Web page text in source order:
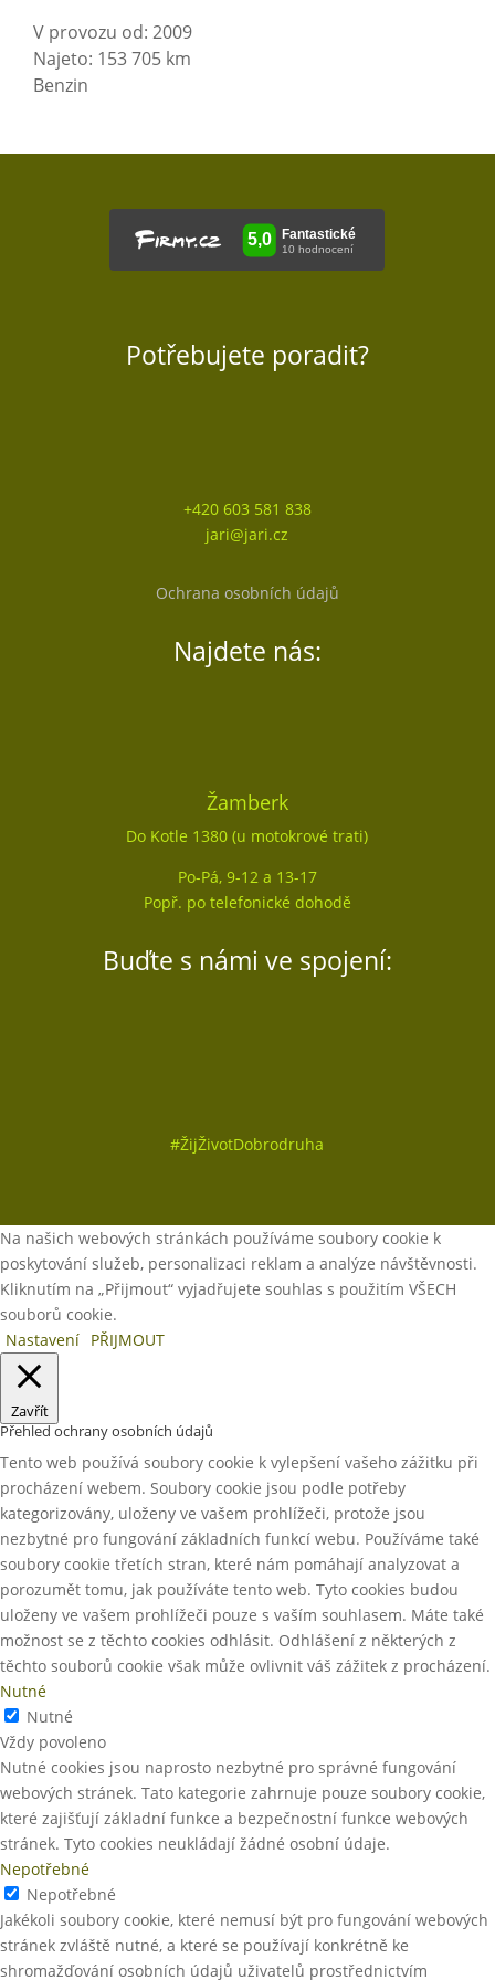
V provozu od: 2009
Najeto: 153 705 km
Benzin
Potřebujete poradit?
+420 603 581 838
jari@jari.cz
Ochrana osobních údajů
Najdete nás:
Žamberk
Do Kotle 1380 (u motokrové trati)
Po-Pá, 9-12 a 13-17
Popř. po telefonické dohodě
Buďte s námi ve spojení:
#ŽijŽivotDobrodruha
Na našich webových stránkách používáme soubory cookie k
poskytování služeb, personalizaci reklam a analýze návštěvnosti.
Kliknutím na „Přijmout“ vyjadřujete souhlas s použitím VŠECH
souborů cookie.
Nastavení PŘIJMOUT
Zavřít
Přehled ochrany osobních údajů
Tento web používá soubory cookie k vylepšení vašeho zážitku při
procházení webem. Soubory cookie jsou podle potřeby
kategorizovány, uloženy ve vašem prohlížeči, protože jsou
nezbytné pro fungování základních funkcí webu. Používáme také
soubory cookie třetích stran, které nám pomáhají analyzovat a
porozumět tomu, jak používáte tento web. Tyto cookies budou
uloženy ve vašem prohlížeči pouze s vaším souhlasem. Máte také
možnost se z těchto cookies odhlásit. Odhlášení z některých z
těchto souborů cookie však může ovlivnit váš zážitek z procházení.
Nutné
Nutné
Vždy povoleno
Nutné cookies jsou naprosto nezbytné pro správné fungování
webových stránek. Tato kategorie zahrnuje pouze soubory cookie,
které zajišťují základní funkce a bezpečnostní funkce webových
stránek. Tyto cookies neukládají žádné osobní údaje.
Nepotřebné
Nepotřebné
Jakékoli soubory cookie, které nemusí být pro fungování webových
stránek zvláště nutné, a které se používají konkrétně ke
shromažďování osobních údajů uživatelů prostřednictvím